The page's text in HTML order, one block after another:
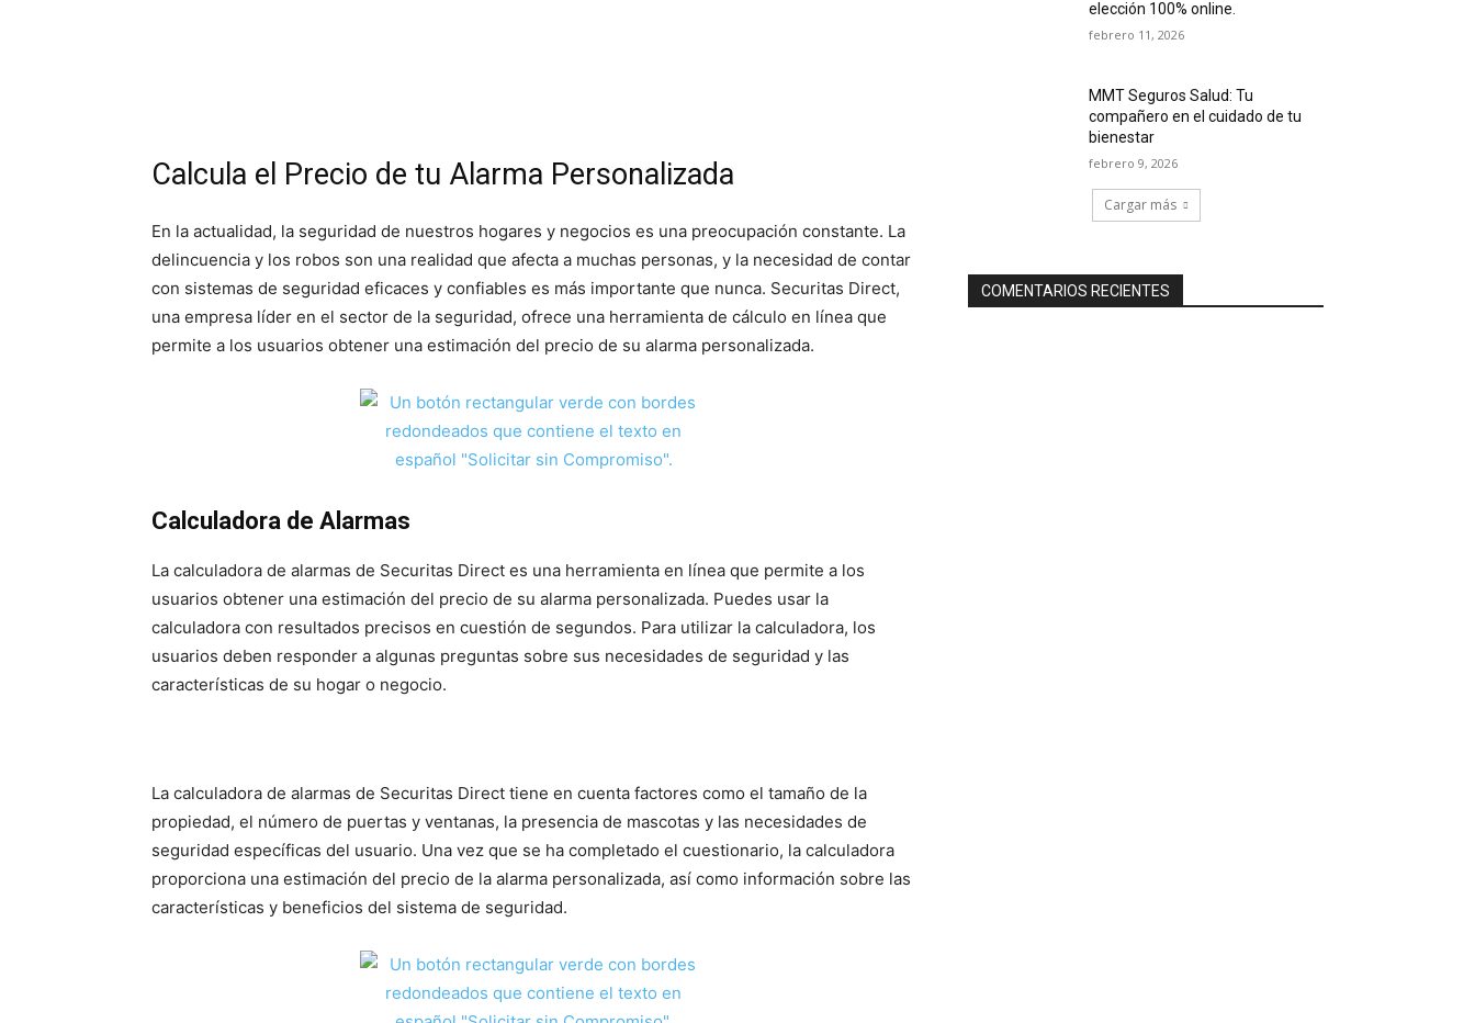
Calcula el Precio de tu Alarma Personalizada
En la actualidad, la seguridad de nuestros hogares y negocios es una preocupación constante. La
delincuencia y los robos son una realidad que afecta a muchas personas, y la necesidad de contar
con sistemas de seguridad eficaces y confiables es más importante que nunca. Securitas Direct,
una empresa líder en el sector de la seguridad, ofrece una herramienta de cálculo en línea que
permite a los usuarios obtener una estimación del precio de su alarma personalizada.
Calculadora de Alarmas
La calculadora de alarmas de Securitas Direct es una herramienta en línea que permite a los
usuarios obtener una estimación del precio de su alarma personalizada. Puedes usar la
calculadora con resultados precisos en cuestión de segundos. Para utilizar la calculadora, los
usuarios deben responder a algunas preguntas sobre sus necesidades de seguridad y las
características de su hogar o negocio.
La calculadora de alarmas de Securitas Direct tiene en cuenta factores como el tamaño de la
propiedad, el número de puertas y ventanas, la presencia de mascotas y las necesidades de
seguridad específicas del usuario. Una vez que se ha completado el cuestionario, la calculadora
proporciona una estimación del precio de la alarma personalizada, así como información sobre las
características y beneficios del sistema de seguridad.
elección 100% online.
febrero 11, 2026
MMT Seguros Salud: Tu
compañero en el cuidado de tu
bienestar
febrero 9, 2026
Cargar más
COMENTARIOS RECIENTES